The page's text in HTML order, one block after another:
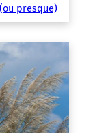
presque)